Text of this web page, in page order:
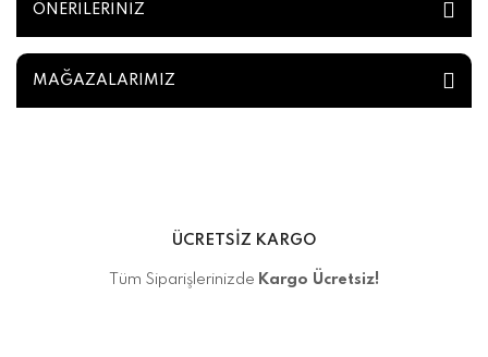
ÖNERİLERİNİZ
MAĞAZALARIMIZ
ÜCRETSİZ KARGO
Tüm Siparişlerinizde Kargo Ücretsiz!